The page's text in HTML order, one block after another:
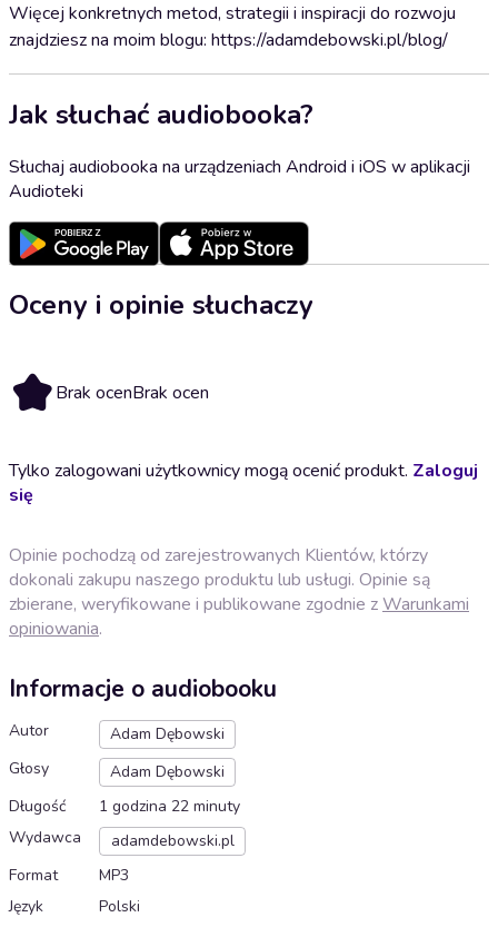
Więcej konkretnych metod, strategii i inspiracji do rozwoju
znajdziesz na moim blogu: https://adamdebowski.pl/blog/
Jak słuchać audiobooka?
Słuchaj audiobooka na urządzeniach Android i iOS w aplikacji
Audioteki
Oceny i opinie słuchaczy
Brak ocenBrak ocen
Tylko zalogowani użytkownicy mogą ocenić produkt. Zaloguj
się
Opinie pochodzą od zarejestrowanych Klientów, którzy
dokonali zakupu naszego produktu lub usługi. Opinie są
zbierane, weryfikowane i publikowane zgodnie zWarunkami
opiniowania.
Informacje o audiobooku
Autor
Adam Dębowski
Głosy
Adam Dębowski
Długość
1 godzina 22 minuty
Wydawca
adamdebowski.pl
Format
MP3
Język
Polski